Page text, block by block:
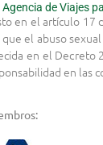
Agencia de Viajes
en el artículo 17
el abuso
en el
en las